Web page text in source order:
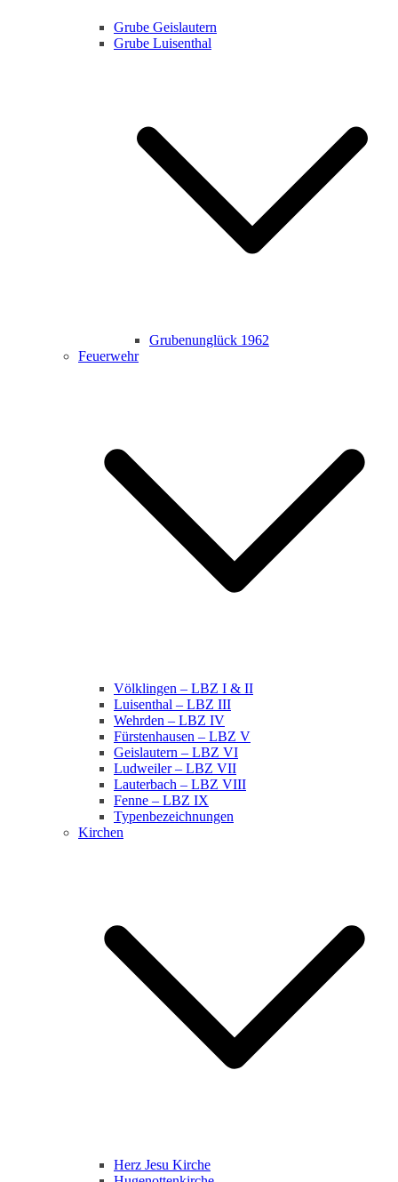
Grube Geislautern
Grube Luisenthal
Grubenunglück 1962
Feuerwehr
Völklingen – LBZ I & II
Luisenthal – LBZ III
Wehrden – LBZ IV
Fürstenhausen – LBZ V
Geislautern – LBZ VI
Ludweiler – LBZ VII
Lauterbach – LBZ VIII
Fenne – LBZ IX
Typenbezeichnungen
Kirchen
Herz Jesu Kirche